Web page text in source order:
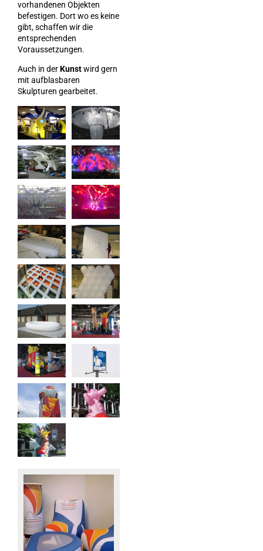
vorhandenen Objekten
befestigen. Dort wo es keine
gibt, schaffen wir die
entsprechenden
Voraussetzungen.
Auch in derKunstwird gern
mit aufblasbaren
Skulpturen gearbeitet.